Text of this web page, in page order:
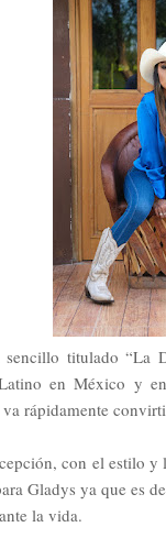
titulado “La
en México y
rápidamente
con el estilo
Gladys ya que es
la vida.